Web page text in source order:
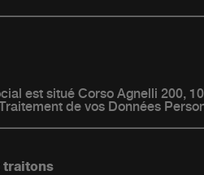
est situé Corso Agnelli 200,
de vos Données
traitons